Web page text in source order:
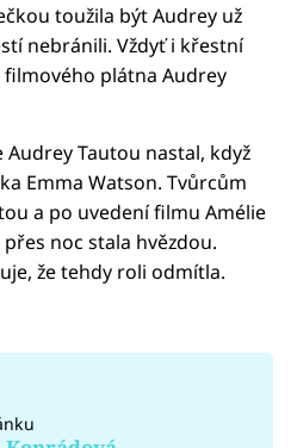
toužila být Audrey už
nebránili. Vždyť i křestní
plátna Audrey
Tautou nastal, když
Emma Watson. Tvůrcům
a po uvedení filmu Amélie
noc stala hvězdou.
že tehdy roli odmítla.